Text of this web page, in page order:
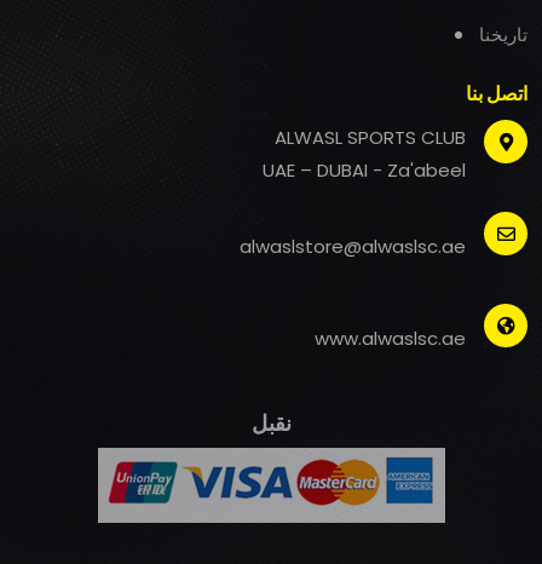
تاريخنا
اتصل بنا
ALWASL SPORTS CLUB
UAE – DUBAI - Za'abeel
alwaslstore@alwaslsc.ae
www.alwaslsc.ae
نقبل